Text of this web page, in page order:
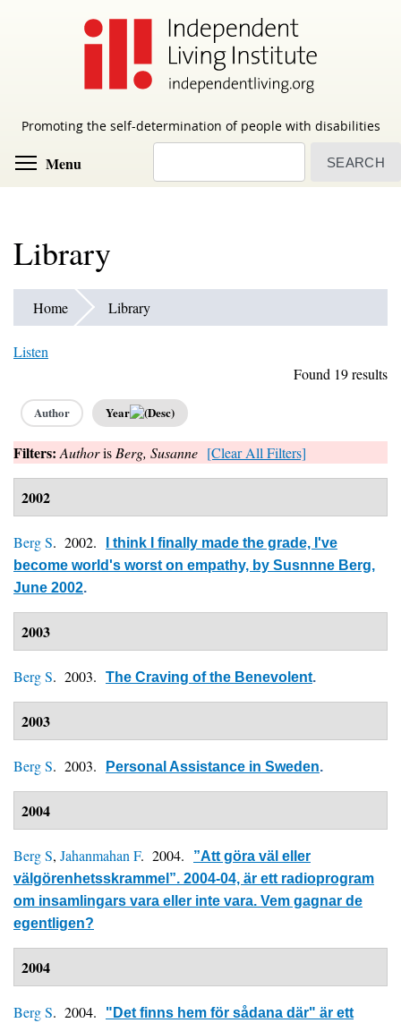
Promoting the self-determination of people with disabilities
Menu
Library
Home Library
Listen
Found 19 results
Author Year
Filters:Authoris Berg, Susanne [Clear All Filters]
2002
Berg S. 2002.
I think I finally made the grade, I've
become world's worst on empathy, by Susnnne Berg,
June 2002.
2003
Berg S. 2003. The Craving of the Benevolent.
2003
Berg S. 2003. Personal Assistance in Sweden.
2004
Berg S, Jahanmahan F. 2004.
”Att göra väl eller
välgörenhetsskrammel”. 2004-04, är ett radioprogram
om insamlingars vara eller inte vara. Vem gagnar de
egentligen?
2004
Berg S. 2004.
"Det finns hem för sådana där" är ett